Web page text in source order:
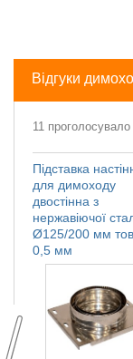
Відгуки
11 проголосувало
Підставка
для димоходу
двостінна з
нержавіючої
Ø125/200 мм
0,5 мм